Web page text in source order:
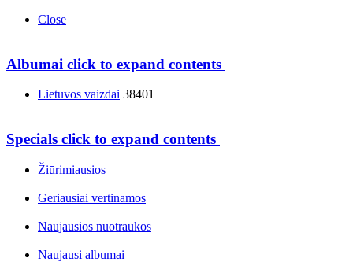
Close
Albumai click to expand contents
Lietuvos vaizdai 38401
Specials click to expand contents
Žiūrimiausios
Geriausiai vertinamos
Naujausios nuotraukos
Naujausi albumai